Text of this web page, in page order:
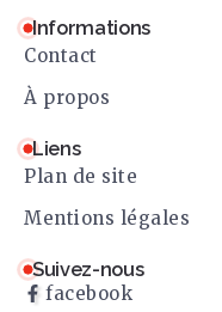
Informations
Contact
À propos
Liens
Plan de site
Mentions légales
Suivez-nous
facebook